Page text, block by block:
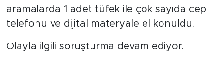
aramalarda 1 adet tüfek ile çok sayıda cep
telefonu ve dijital materyale el konuldu.
Olayla ilgili soruşturma devam ediyor.